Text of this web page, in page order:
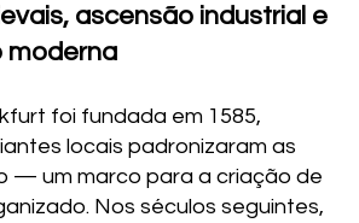
ascensão industrial e
moderna
foi fundada em 1585,
locais padronizaram as
— um marco para a criação de
Nos séculos seguintes,